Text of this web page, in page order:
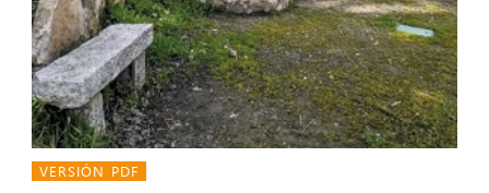
VERSIÓN PDF